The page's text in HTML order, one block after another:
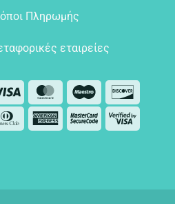
Πληρωμής
εταιρείες
Visa MasterCardMaestro
Dinners
Club
American
Express
MasterCard
2
Visa
2